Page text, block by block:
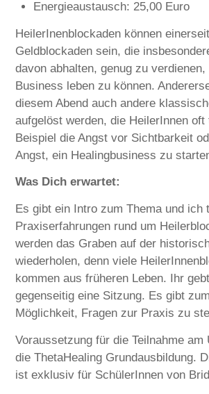
Energieaustausch: 25,00 Euro
HeilerInenblockaden können
Geldblockaden sein, die
davon abhalten, genug zu
Business leben zu können.
diesem Abend auch andere
aufgelöst werden, die HeilerInnen oft
Beispiel die Angst vor Sichtbarkeit
Angst, ein Healingbusiness zu
Was Dich erwartet:
Es gibt ein Intro zum Thema und ich
Praxiserfahrungen rund um
werden das Graben auf der
wiederholen, denn viele
kommen aus früheren Leben. Ihr
gegenseitig eine Sitzung. Es gibt
Möglichkeit, Fragen zur Praxis zu
Voraussetzung für die Teilnahme am
die ThetaHealing Grundausbildung.
ist exklusiv für SchülerInnen von